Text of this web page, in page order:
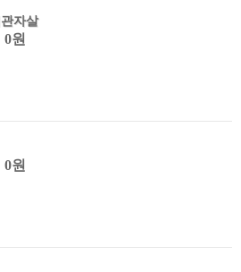
자살
0원
0원